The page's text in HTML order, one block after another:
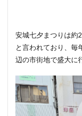
安城七夕まつりは約
と言われており、毎
辺の市街地で盛大に